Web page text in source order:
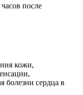
после
кожи,
болезни сердца в